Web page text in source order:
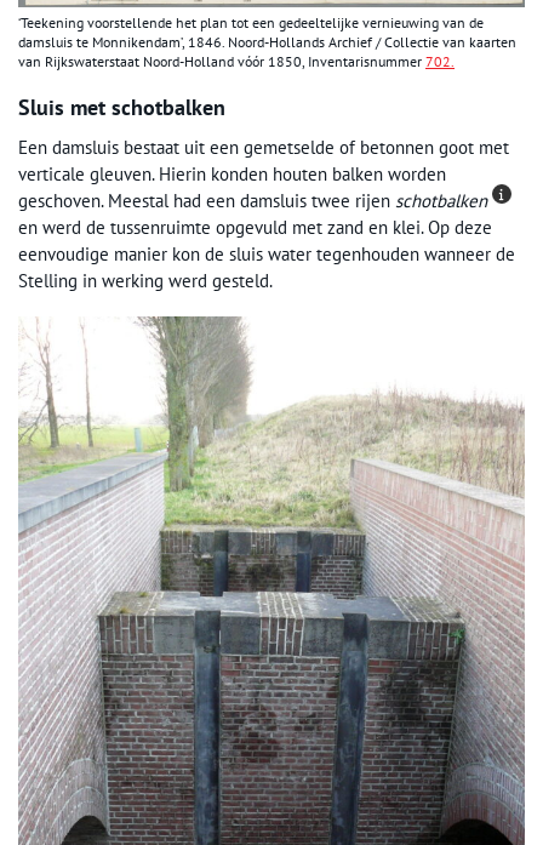
‘Teekening voorstellende het plan tot een gedeeltelijke vernieuwing van de
damsluis te Monnikendam’, 1846. Noord-Hollands Archief / Collectie van kaarten
van Rijkswaterstaat Noord-Holland vóór 1850, Inventarisnummer 702.
Sluis met schotbalken
Een damsluis bestaat uit een gemetselde of betonnen goot met
verticale gleuven. Hierin konden houten balken worden
geschoven. Meestal had een damsluis twee rijen schotbalken
en werd de tussenruimte opgevuld met zand en klei. Op deze
eenvoudige manier kon de sluis water tegenhouden wanneer de
Stelling in werking werd gesteld.